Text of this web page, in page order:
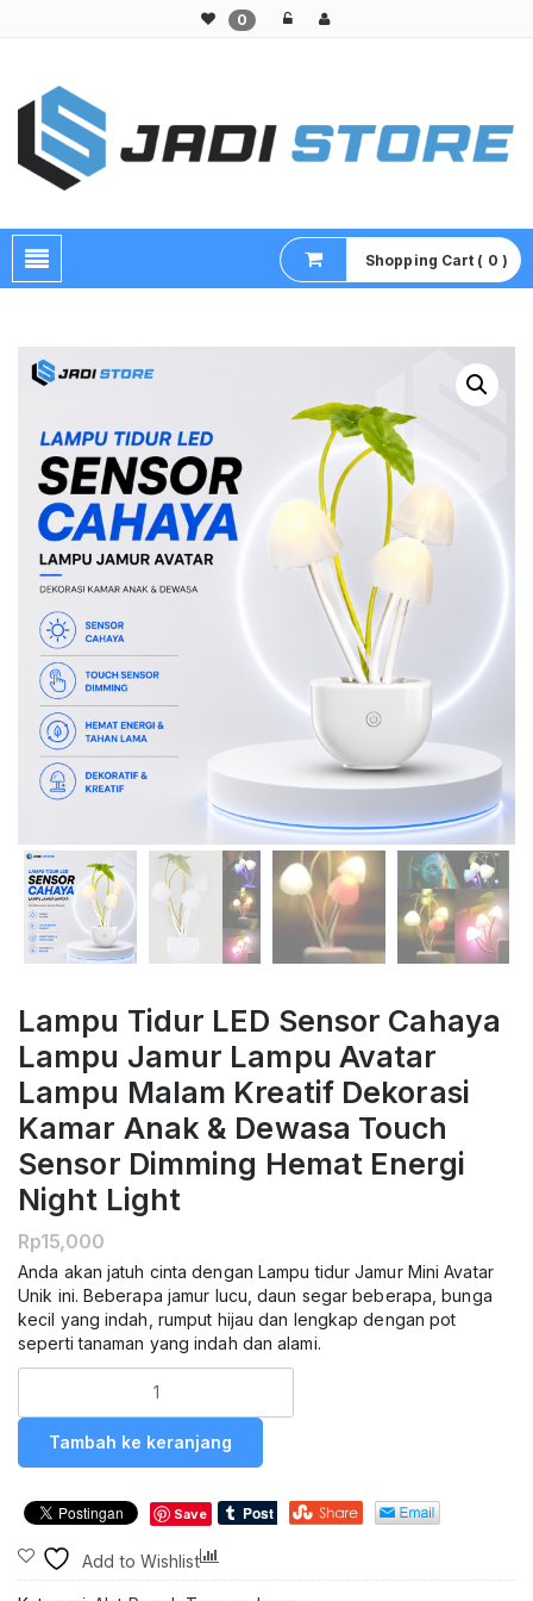
0
Shopping Cart ( 0 )
Lampu Tidur LED Sensor Cahaya
Lampu Jamur Lampu Avatar
Lampu Malam Kreatif Dekorasi
Kamar Anak & Dewasa Touch
Sensor Dimming Hemat Energi
Night Light
Rp15,000
Anda akan jatuh cinta dengan Lampu tidur Jamur Mini Avatar
Unik ini. Beberapa jamur lucu, daun segar beberapa, bunga
kecil yang indah, rumput hijau dan lengkap dengan pot
seperti tanaman yang indah dan alami.
Tidur
Sensor
Cahaya
Lampu
Jamur
Lampu
Tambah ke keranjang
Save
Add to Wishlist